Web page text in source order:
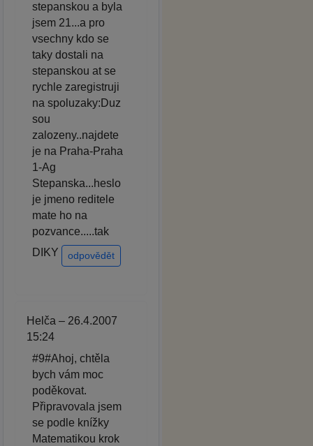
stepanskou a byla
jsem 21...a pro
vsechny kdo se
taky dostali na
stepanskou at se
rychle zaregistruji
na spoluzaky:Duz
sou
zalozeny..najdete
je na Praha-Praha
1-Ag
Stepanska...heslo
je jmeno reditele
mate ho na
pozvance.....tak
DIKY
odpovědět
Helča – 26.4.2007
15:24
#9#Ahoj, chtěla
bych vám moc
poděkovat.
Připravovala jsem
se podle knížky
Matematikou krok